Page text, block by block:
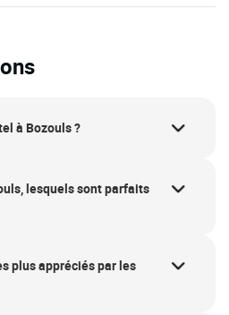
à Bozouls ?
lesquels sont parfaits
plus appréciés par les